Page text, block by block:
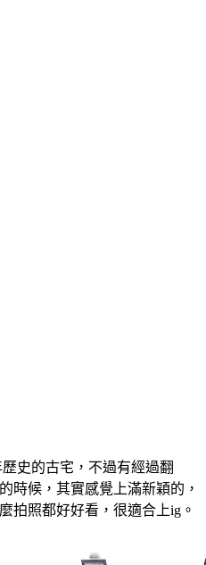
史的古宅，不過有經過翻
時候，其實感覺上滿新穎的，
拍照都好好看，很適合上ig。